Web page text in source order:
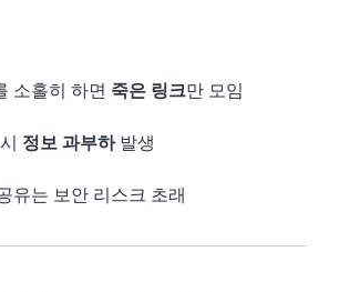
소홀히 하면 죽은 링크만 모임
정보 과부하발생
유는 보안 리스크 초래